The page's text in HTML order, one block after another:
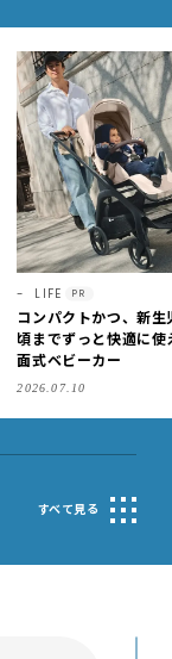
LIFE PR
ンパクトかつ、新生児か
までずっと快適に使える
式ベビーカー
すべて見る